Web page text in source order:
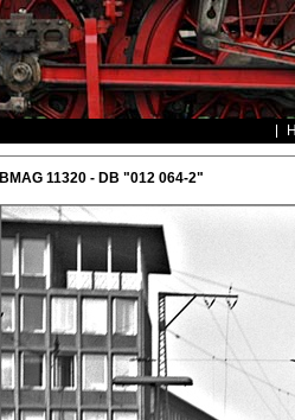
BMAG 11320 - DB "012 064-2"